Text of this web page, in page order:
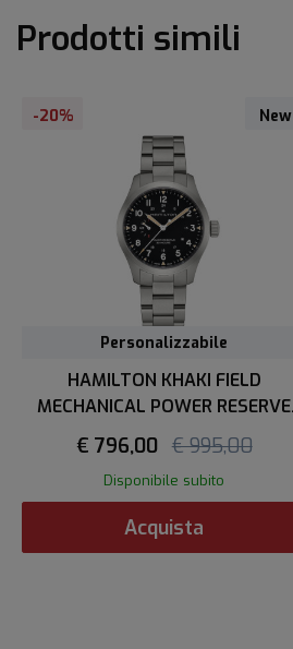
Prodotti simili
-20%
Personalizzabile
New
Personalizzabile
HAMILTON KHAKI FIELD
MECHANICAL POWER RESERVE
40mm
€ 796,00 € 995,00
Disponibile subito
Acquista